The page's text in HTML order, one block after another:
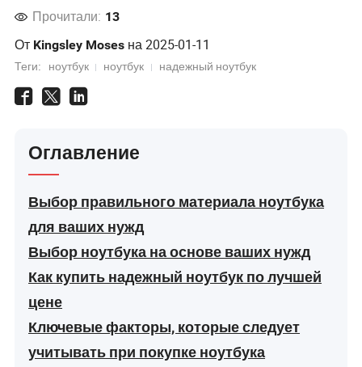
Прочитали: 13
От Kingsley Moses на2025-01-11
Теги: ноутбук ноутбук надежный ноутбук
Оглавление
Выбор правильного материала ноутбука
для ваших нужд
Выбор ноутбука на основе ваших нужд
Как купить надежный ноутбук по лучшей
цене
Ключевые факторы, которые следует
учитывать при покупке ноутбука